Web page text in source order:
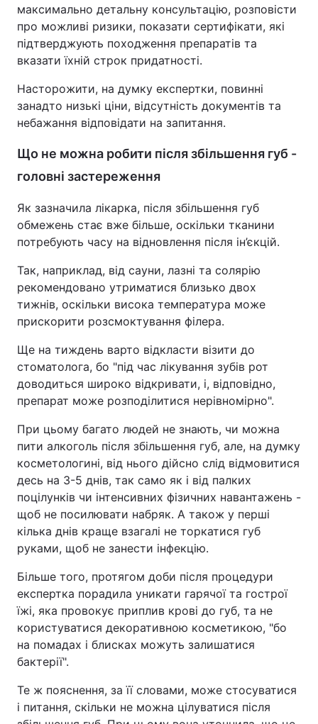
максимально детальну консультацію, розповісти
про можливі ризики, показати сертифікати, які
підтверджують походження препаратів та
вказати їхній строк придатності.
Насторожити, на думку експертки, повинні
занадто низькі ціни, відсутність документів та
небажання відповідати на запитання.
Що не можна робити після збільшення губ -
головні застереження
Як зазначила лікарка, після збільшення губ
обмежень стає вже більше, оскільки тканини
потребують часу на відновлення після ін’єкцій.
Так, наприклад, від сауни, лазні та солярію
рекомендовано утриматися близько двох
тижнів, оскільки висока температура може
прискорити розсмоктування філера.
Ще на тиждень варто відкласти візити до
стоматолога, бо "під час лікування зубів рот
доводиться широко відкривати, і, відповідно,
препарат може розподілитися нерівномірно".
При цьому багато людей не знають, чи можна
пити алкоголь після збільшення губ, але, на думку
косметологині, від нього дійсно слід відмовитися
десь на 3-5 днів, так само як і від палких
поцілунків чи інтенсивних фізичних навантажень -
щоб не посилювати набряк. А також у перші
кілька днів краще взагалі не торкатися губ
руками, щоб не занести інфекцію.
Більше того, протягом доби після процедури
експертка порадила уникати гарячої та гострої
їжі, яка провокує приплив крові до губ, та не
користуватися декоративною косметикою, "бо
на помадах і блисках можуть залишатися
бактерії".
Те ж пояснення, за її словами, може стосуватися
і питання, скільки не можна цілуватися після